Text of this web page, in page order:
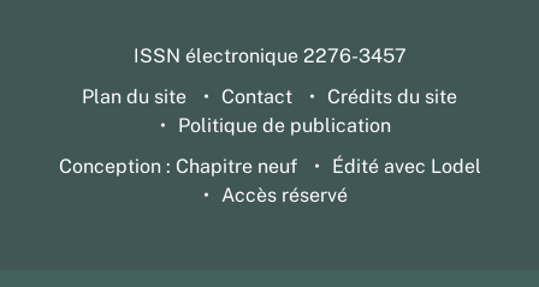
ISSN électronique 2276-3457
Plan du site
Contact
Crédits du site
Politique de publication
Conception : Chapitre neuf
Édité avec Lodel
Accès réservé